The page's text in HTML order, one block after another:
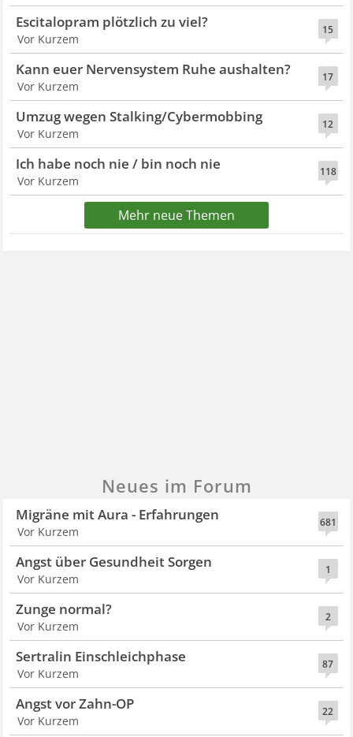
15
Escitalopram plötzlich zu viel?
Vor Kurzem
17
Kann euer Nervensystem Ruhe aushalten?
Vor Kurzem
12
Umzug wegen Stalking/Cybermobbing
Vor Kurzem
118
Ich habe noch nie / bin noch nie
Vor Kurzem
Mehr neue Themen
Neues im Forum
681
Migräne mit Aura - Erfahrungen
Vor Kurzem
1
Angst über Gesundheit Sorgen
Vor Kurzem
2
Zunge normal?
Vor Kurzem
87
Sertralin Einschleichphase
Vor Kurzem
22
Angst vor Zahn-OP
Vor Kurzem